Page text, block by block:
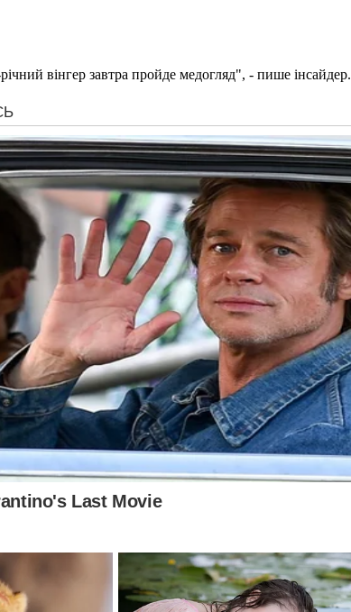
вінгер завтра пройде медогляд", - пише інсайдер.